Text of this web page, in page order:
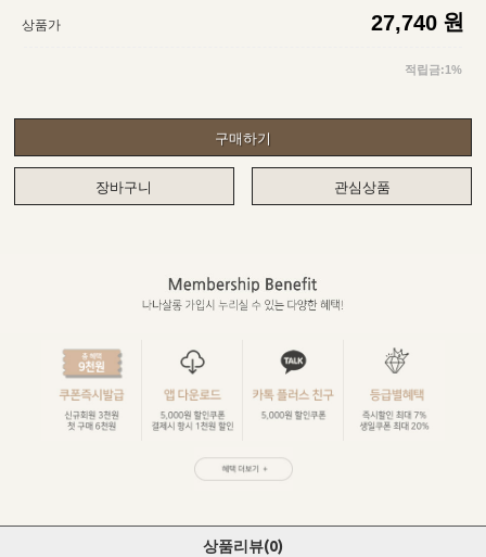
상품가 27,740 원
적립금:1%
구매하기
장바구니 관심상품
상품리뷰(0)